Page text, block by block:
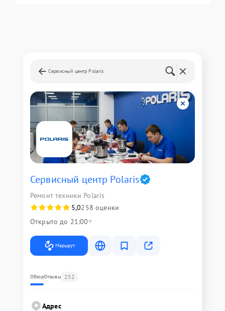
Сервисный центр Polaris
Сервисный центр Polaris
Ремонт техники Polaris
5,0258 оценки
Открыто до 21:00
Маршрут
ОбзорОтзывы 252
Адрес